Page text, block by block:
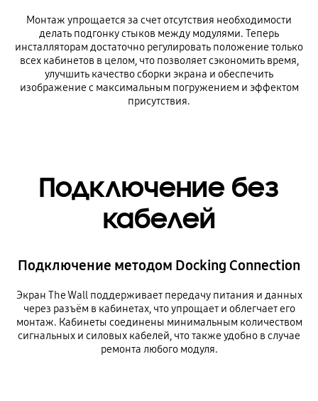
Монтаж упрощается за счет отсутствия необходимости
делать подгонку стыков между модулями. Теперь
инсталляторам достаточно регулировать положение только
всех кабинетов в целом, что позволяет сэкономить время,
улучшить качество сборки экрана и обеспечить
изображение с максимальным погружением и эффектом
присутствия.
Подключение без
кабелей
Подключение методом Docking Connection
Экран The Wall поддерживает передачу питания и данных
через разъём в кабинетах, что упрощает и облегчает его
монтаж. Кабинеты соединены минимальным количеством
сигнальных и силовых кабелей, что также удобно в случае
ремонта любого модуля.